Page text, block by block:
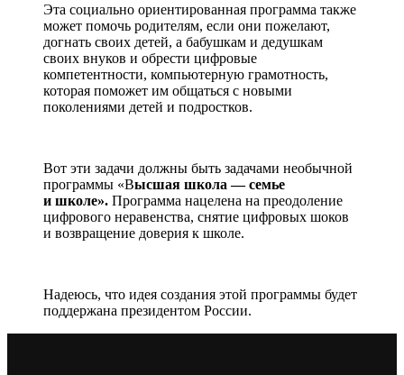
Эта социально ориентированная программа также
может помочь родителям, если они пожелают,
догнать своих детей, а бабушкам и дедушкам
своих внуков и обрести цифровые
компетентности, компьютерную грамотность,
которая поможет им общаться с новыми
поколениями детей и подростков.
Вот эти задачи должны быть задачами необычной
программы «Высшая школа — семье
и школе». Программа нацелена на преодоление
цифрового неравенства, снятие цифровых шоков
и возвращение доверия к школе.
Надеюсь, что идея создания этой программы будет
поддержана президентом России.